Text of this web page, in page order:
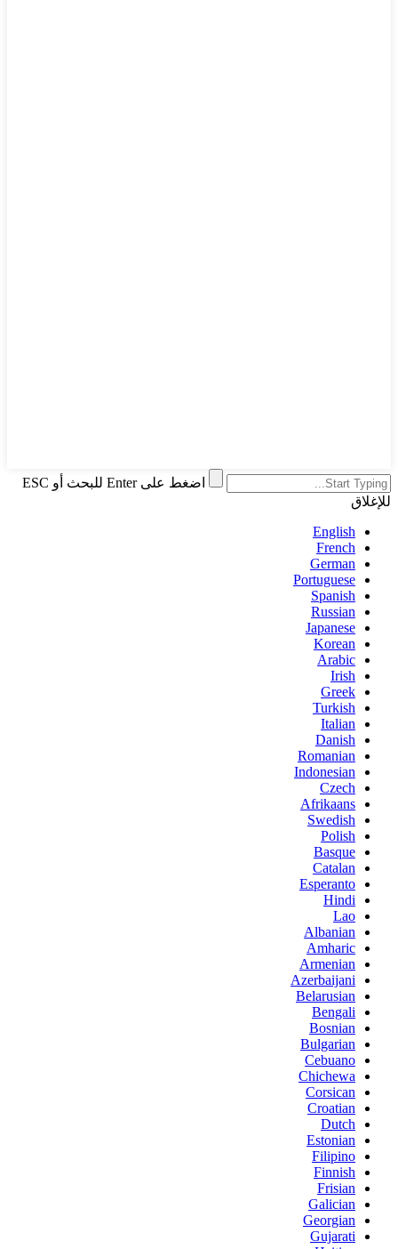
اضغط على Enter للبحث أو ESC
للإغلاق
English
French
German
Portuguese
Spanish
Russian
Japanese
Korean
Arabic
Irish
Greek
Turkish
Italian
Danish
Romanian
Indonesian
Czech
Afrikaans
Swedish
Polish
Basque
Catalan
Esperanto
Hindi
Lao
Albanian
Amharic
Armenian
Azerbaijani
Belarusian
Bengali
Bosnian
Bulgarian
Cebuano
Chichewa
Corsican
Croatian
Dutch
Estonian
Filipino
Finnish
Frisian
Galician
Georgian
Gujarati